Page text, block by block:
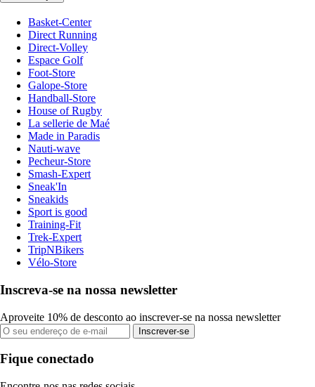
Basket-Center
Direct Running
Direct-Volley
Espace Golf
Foot-Store
Galope-Store
Handball-Store
House of Rugby
La sellerie de Maé
Made in Paradis
Nauti-wave
Pecheur-Store
Smash-Expert
Sneak'In
Sneakids
Sport is good
Training-Fit
Trek-Expert
TripNBikers
Vélo-Store
Inscreva-se na nossa newsletter
Aproveite 10% de desconto ao inscrever-se na nossa newsletter
Inscrever-se
Fique conectado